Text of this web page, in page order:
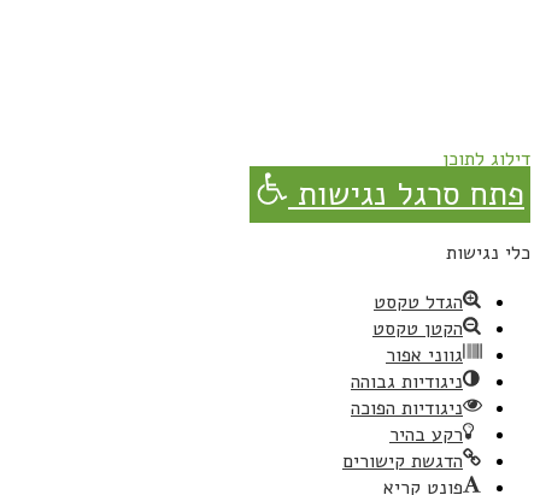
דילוג לתוכן
פתח סרגל נגישות
כלי נגישות
הגדל טקסט
הקטן טקסט
גווני אפור
ניגודיות גבוהה
ניגודיות הפוכה
רקע בהיר
הדגשת קישורים
פונט קריא